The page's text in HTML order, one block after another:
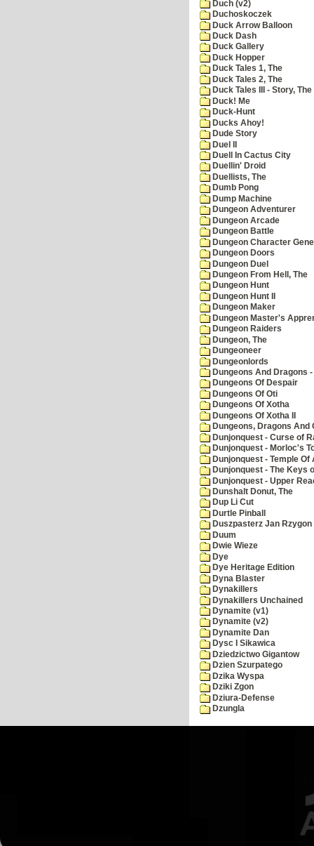
Duch (v2)
Duchoskoczek
Duck Arrow Balloon
Duck Dash
Duck Gallery
Duck Hopper
Duck Tales 1, The
Duck Tales 2, The
Duck Tales III - Story, The
Duck! Me
Duck-Hunt
Ducks Ahoy!
Dude Story
Duel II
Duell In Cactus City
Duellin' Droid
Duellists, The
Dumb Pong
Dump Machine
Dungeon Adventurer
Dungeon Arcade
Dungeon Battle
Dungeon Character
Dungeon Doors
Dungeon Duel
Dungeon From Hell, The
Dungeon Hunt
Dungeon Hunt II
Dungeon Maker
Dungeon Master's
Dungeon Raiders
Dungeon, The
Dungeoneer
Dungeonlords
Dungeons And Dragons
Dungeons Of Despair
Dungeons Of Oti
Dungeons Of Xotha
Dungeons Of Xotha II
Dungeons, Dragons And
Dunjonquest - Curse of
Dunjonquest - Morloc's
Dunjonquest - Temple Of
Dunjonquest - The Keys
Dunjonquest - Upper
Dunshalt Donut, The
Dup Li Cut
Durtle Pinball
Duszpasterz Jan Rzygon
Duum
Dwie Wieze
Dye
Dye Heritage Edition
Dyna Blaster
Dynakillers
Dynakillers Unchained
Dynamite (v1)
Dynamite (v2)
Dynamite Dan
Dysc I Sikawica
Dziedzictwo Gigantow
Dzien Szurpatego
Dzika Wyspa
Dziki Zgon
Dziura-Defense
Dzungla